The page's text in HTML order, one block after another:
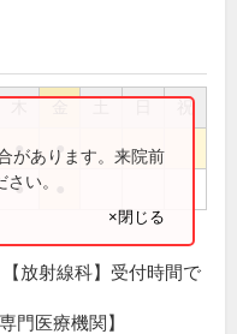
祝
● ●
●
があります。来院前
い。
×閉じる
放射線科】受付時間で
門医療機関】